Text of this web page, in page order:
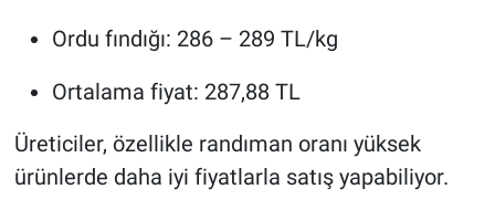
Ordu fındığı: 286 – 289 TL/kg
Ortalama fiyat: 287,88 TL
Üreticiler, özellikle randıman oranı yüksek
ürünlerde daha iyi fiyatlarla satış yapabiliyor.